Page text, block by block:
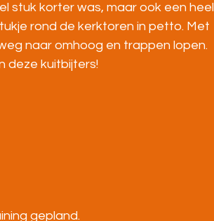
stuk korter was, maar ook een heel
rond de kerktoren in petto. Met
naar omhoog en trappen lopen.
deze kuitbijters!
gepland.